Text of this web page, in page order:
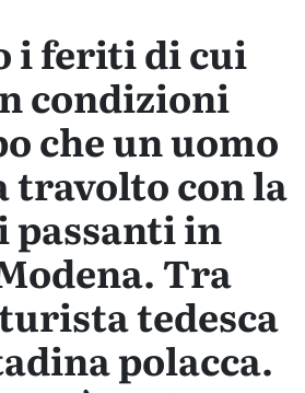
i feriti di cui
condizioni
che un uomo
travolto con la
passanti in
Tra
tedesca
polacca.